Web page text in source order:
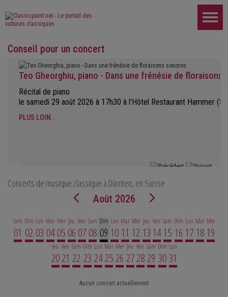
Conseil pour un concert
Teo Gheorghiu, piano - Dans une frénésie de floraisons
Récital de piano
le samedi 29 août 2026 à 17h30 à l'Hôtel Restaurant Hammer
PLUS LOIN...
Concerts de musique classique à Dürnten, en Suisse
Août 2026
Sam
01
Dim
02
Lun
03
Mar
04
Mer
05
Jeu
06
Ven
07
Sam
08
Dim
09
Lun
10
Mar
11
Mer
12
Jeu
13
Ven
14
Sam
15
Dim
16
Lun
17
Mar
18
Mer
19
Jeu
20
Ven
21
Sam
22
Dim
23
Lun
24
Mar
25
Mer
26
Jeu
27
Ven
28
Sam
29
Dim
30
Lun
31
Aucun concert actuellement